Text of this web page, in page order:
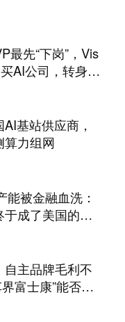
最先“下岗”，Vis
AI公司，转身裁
基站供应商，
算力组网
被金融血洗：
成了美国的待
主品牌毛利不
富士康”能否站